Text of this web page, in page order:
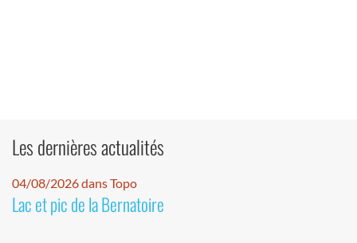
Les dernières actualités
04/08/2026 dans Topo
Lac et pic de la Bernatoire